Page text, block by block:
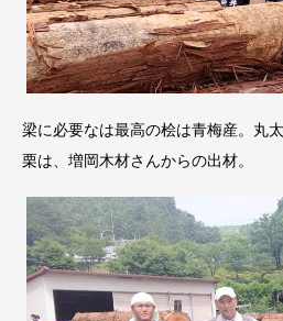
梁に必要なは最高の桧は青梅産。丸
栗は、増岡木材さんからの出材。